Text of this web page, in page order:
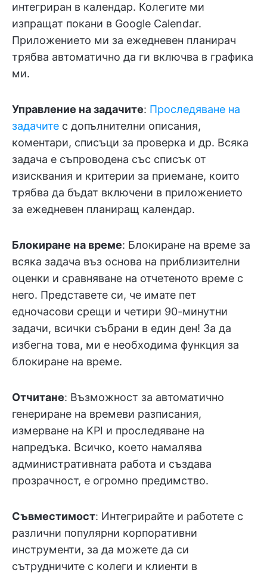
интегриран в календар. Колегите ми
изпращат покани в Google Calendar.
Приложението ми за ежедневен планирач
трябва автоматично да ги включва в графика
ми.
Управление на задачите: Проследяване на
задачите с допълнителни описания,
коментари, списъци за проверка и др. Всяка
задача е съпроводена със списък от
изисквания и критерии за приемане, които
трябва да бъдат включени в приложението
за ежедневен планиращ календар.
Блокиране на време: Блокиране на време за
всяка задача въз основа на приблизителни
оценки и сравняване на отчетеното време с
него. Представете си, че имате пет
едночасови срещи и четири 90-минутни
задачи, всички събрани в един ден! За да
избегна това, ми е необходима функция за
блокиране на време.
Отчитане: Възможност за автоматично
генериране на времеви разписания,
измерване на KPI и проследяване на
напредъка. Всичко, което намалява
административната работа и създава
прозрачност, е огромно предимство.
Съвместимост: Интегрирайте и работете с
различни популярни корпоративни
инструменти, за да можете да си
сътрудничите с колеги и клиенти в